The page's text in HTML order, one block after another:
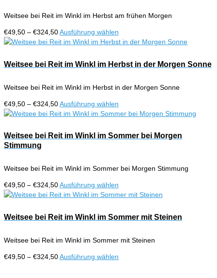
werden
Die
können
auf
Produktseite
werden
Weitsee bei Reit im Winkl im Herbst am frühen Morgen
€49,50 – €324,50Preisspanne:
€49,50
€324,50
Ausführung wählen
Produkt
mehrere
Varianten
Die
können
auf
Produktseite
Weitsee bei Reit im Winkl im Herbst in der Morgen Sonne
Weitsee bei Reit im Winkl im Herbst in der Morgen Sonne
€49,50 – €324,50Preisspanne:
€49,50
€324,50
Ausführung wählen
Produkt
mehrere
Optionen
auf
der
gewählt
Weitsee bei Reit im Winkl im Sommer bei Morgen
Stimmung
Weitsee bei Reit im Winkl im Sommer bei Morgen Stimmung
€49,50 – €324,50Preisspanne:
€49,50
€324,50
Ausführung wählen
Produkt
Varianten
Die
können
Weitsee bei Reit im Winkl im Sommer mit Steinen
Weitsee bei Reit im Winkl im Sommer mit Steinen
€49,50 – €324,50Preisspanne:
Ausführung wählen